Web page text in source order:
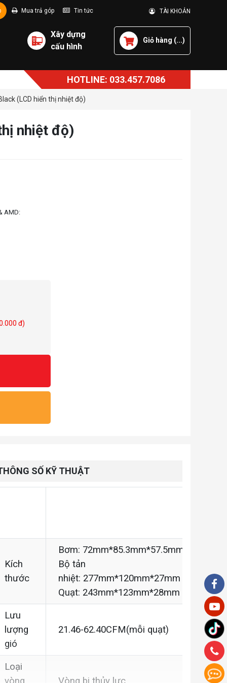
Mua trả góp Tin tức TÀI KHOẢN
Xây dựng
cấu hình
Giỏ hàng (...)
HOTLINE: 033.457.7086
(LCD hiển thị nhiệt độ)
nhiệt độ)
AMD:
đ)
SỐ KỸ THUẬT
Kích
thước
Bơm: 72mm*85.3mm*57.5mm
Bộ tản
nhiệt: 277mm*120mm*27mm
Quạt: 243mm*123mm*28mm
Lưu
lượng
gió
21.46-62.40CFM(mỗi quạt)
Loại